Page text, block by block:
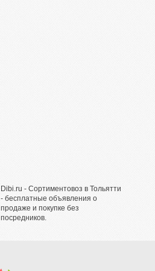
Dibi.ru - Сортиментовоз в Тольятти
- бесплатные объявления о
продаже и покупке без
посредников.